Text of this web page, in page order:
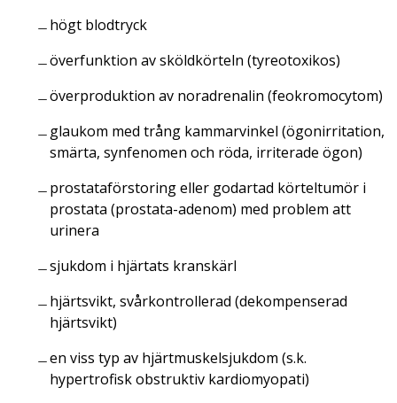
högt blodtryck
överfunktion av sköldkörteln (tyreotoxikos)
överproduktion av noradrenalin (feokromocytom)
glaukom med trång kammarvinkel (ögonirritation,
smärta, synfenomen och röda, irriterade ögon)
prostataförstoring eller godartad körteltumör i
prostata (prostata-adenom) med problem att
urinera
sjukdom i hjärtats kranskärl
hjärtsvikt, svårkontrollerad (dekompenserad
hjärtsvikt)
en viss typ av hjärtmuskelsjukdom (s.k.
hypertrofisk obstruktiv kardiomyopati)